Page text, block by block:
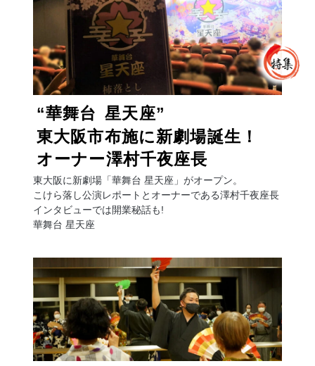
“華舞台 星天座”
東大阪市布施に新劇場誕生！
オーナー澤村千夜座長
東大阪に新劇場「華舞台 星天座」がオープン。
こけら落し公演レポートとオーナーである澤村千夜座長
インタビューでは開業秘話も!
華舞台 星天座